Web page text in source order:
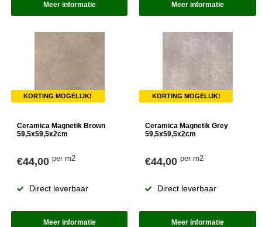
Meer informatie Meer informatie
KORTING MOGELIJK!
Ceramica Magnetik Brown
59,5x59,5x2cm
€44,00 per m2
Direct leverbaar
Meer informatie
KORTING MOGELIJK!
Ceramica Magnetik Grey
59,5x59,5x2cm
€44,00per m2
Direct leverbaar
Meer informatie